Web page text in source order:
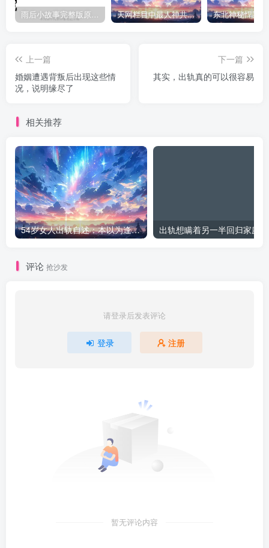
雨后小故事完整版原片动态图（图+文字解说版） 天网栏目中最人神共愤的一期《消失的夫妻》
上一篇
婚姻遭遇背叛后出现这些情
况，说明缘尽了
下一篇
其实，出轨真的可以很容易
相关推荐
54岁女人出轨自述：本以为逢场作戏
评论 抢沙发
请登录后发表评论
登录 注册
暂无评论内容